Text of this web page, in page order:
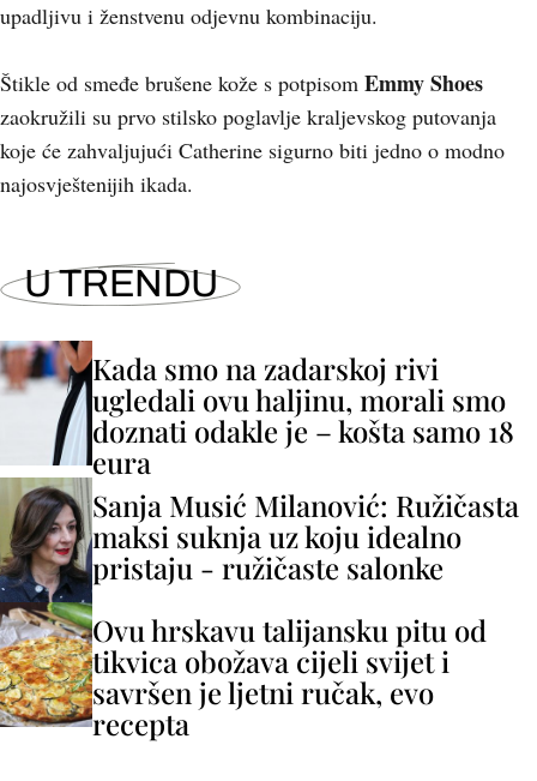
upadljivu i ženstvenu odjevnu kombinaciju.
Štikle od smeđe brušene kože s potpisom Emmy Shoes
zaokružili su prvo stilsko poglavlje kraljevskog putovanja
koje će zahvaljujući Catherine sigurno biti jedno o modno
najosvještenijih ikada.
U TRENDU
Kada smo na zadarskoj rivi
ugledali ovu haljinu, morali smo
doznati odakle je – košta samo 18
eura
Sanja Musić Milanović: Ružičasta
maksi suknja uz koju idealno
pristaju - ružičaste salonke
Ovu hrskavu talijansku pitu od
tikvica obožava cijeli svijet i
savršen je ljetni ručak, evo
recepta